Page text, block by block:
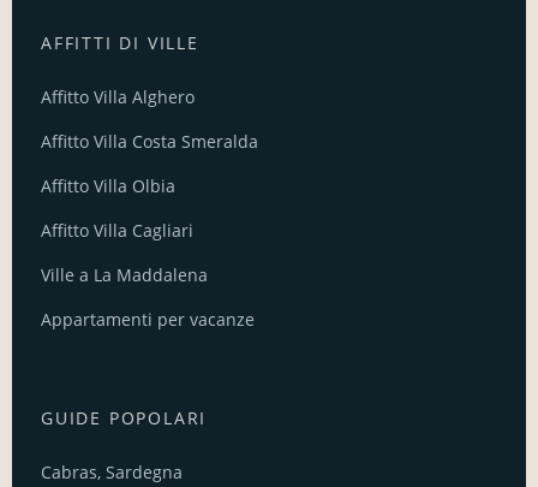
AFFITTI DI VILLE
Affitto Villa Alghero
Affitto Villa Costa Smeralda
Affitto Villa Olbia
Affitto Villa Cagliari
Ville a La Maddalena
Appartamenti per vacanze
GUIDE POPOLARI
Cabras, Sardegna